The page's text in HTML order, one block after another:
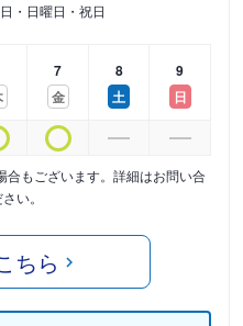
・日曜日・祝日
7
金
8
土
9
日
もございます。詳細はお問い合
い。
ちら